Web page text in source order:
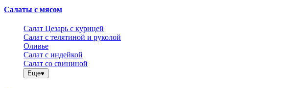
Салаты с мясом
Салат Цезарь с курицей
Салат с телятиной и руколой
Оливье
Салат с индейкой
Салат со свининой
Еще